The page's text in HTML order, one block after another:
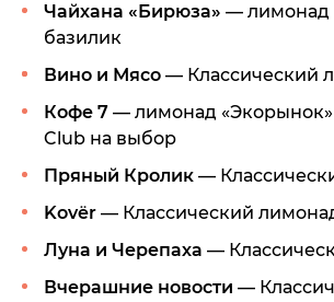
Чайхана «Бирюза» — лимонад
базилик
Вино и Мясо — Классический
Кофе 7 — лимонад
Club на выбор
Пряный Кролик —
Kovёr — Классический
Луна и Черепаха —
Вчерашние новости —